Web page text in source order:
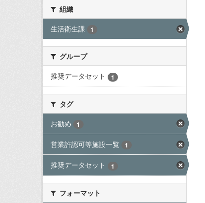
組織
生活衛生課
1
グループ
推奨データセット
1
タグ
お勧め
1
営業許認可等施設一覧 1
推奨データセット 1
フォーマット